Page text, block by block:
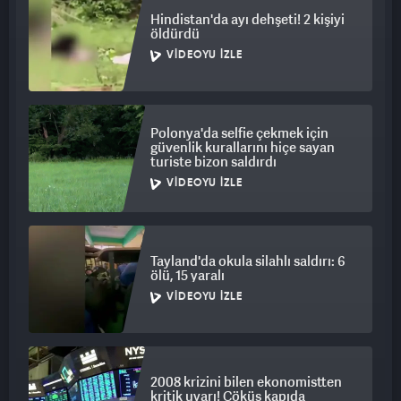
Hindistan'da ayı dehşeti! 2 kişiyi
öldürdü
VIDEOYU İZLE
Polonya'da selfie çekmek için
güvenlik kurallarını hiçe sayan
turiste bizon saldırdı
VIDEOYU İZLE
Tayland'da okula silahlı saldırı: 6
ölü, 15 yaralı
VIDEOYU İZLE
2008 krizini bilen ekonomistten
kritik uyarı! Çöküş kapıda